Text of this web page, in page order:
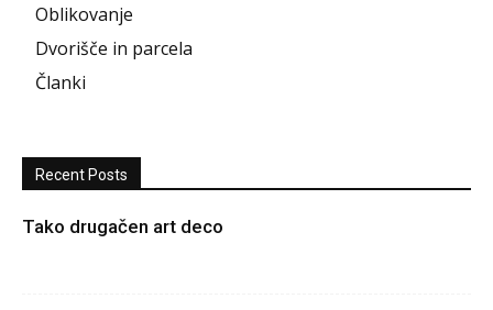
Oblikovanje
Dvorišče in parcela
Članki
Recent Posts
Tako drugačen art deco